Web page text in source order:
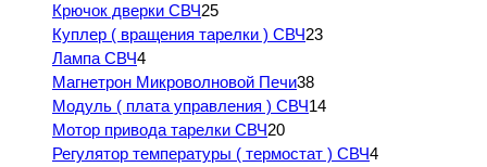
Крючок дверки СВЧ25
Куплер ( вращения тарелки ) СВЧ23
Лампа СВЧ4
Магнетрон Микроволновой Печи38
Модуль ( плата управления ) СВЧ14
Мотор привода тарелки СВЧ20
Регулятор температуры ( термостат ) СВЧ4